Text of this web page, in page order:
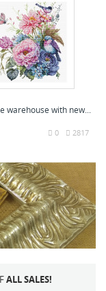
warehouse with new...
2817
0
ALL SALES!